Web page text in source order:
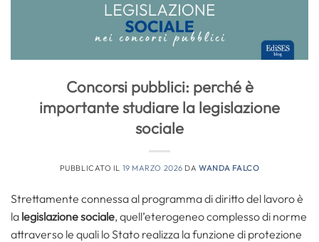
Concorsi pubblici: perché è
importante studiare la legislazione
sociale
PUBBLICATO IL 19 MARZO 2026 DAWANDA FALCO
Strettamente connessa al programma di diritto del lavoro è
la legislazione sociale, quell’eterogeneo complesso di norme
attraverso le quali lo Stato realizza la funzione di protezione